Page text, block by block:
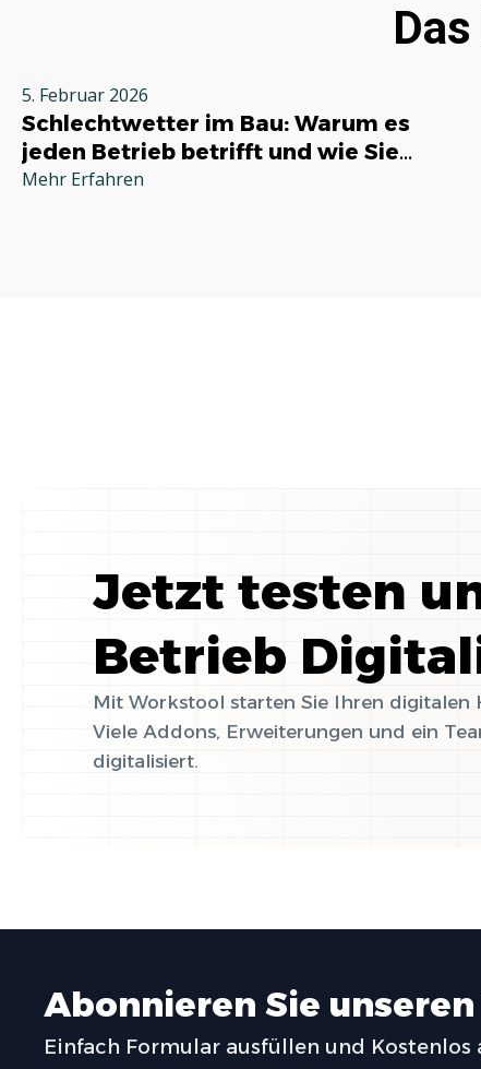
5. Februar 2026
Schlechtwetter im Bau: Warum es
jeden Betrieb betrifft und wie Sie
richtig reagieren
Mehr Erfahren
Jetzt testen
Betrieb
Mit Workstool starten Sie Ihren digitalen
Viele Addons, Erweiterungen und ein
digitalisiert.
Abonnieren Sie
Einfach Formular ausfüllen und